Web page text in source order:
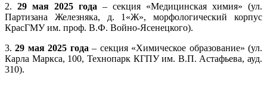
2. 29 мая 2025 года – секция «Медицинская химия» (ул.
Партизана Железняка, д. 1«Ж», морфологический корпус
КрасГМУ им. проф. В.Ф. Войно-Ясенецкого).
3.29 мая 2025 года – секция «Химическое образование» (ул.
Карла Маркса, 100, Технопарк КГПУ им. В.П. Астафьева, ауд.
310).